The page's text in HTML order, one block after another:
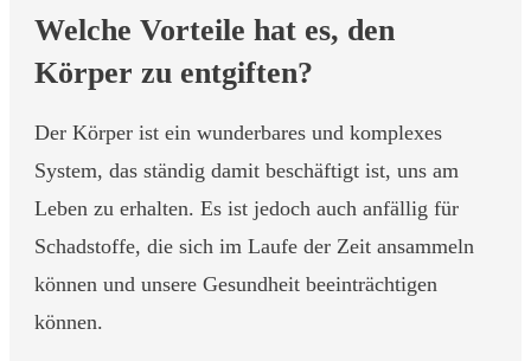
Welche Vorteile hat es, den
Körper zu entgiften?
Der Körper ist ein wunderbares und komplexes
System, das ständig damit beschäftigt ist, uns am
Leben zu erhalten. Es ist jedoch auch anfällig für
Schadstoffe, die sich im Laufe der Zeit ansammeln
können und unsere Gesundheit beeinträchtigen
können.